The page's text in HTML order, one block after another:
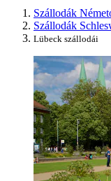
Szállodák
Szállodák
Lübeck szállodái